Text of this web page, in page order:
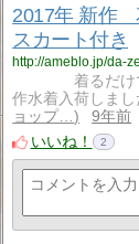
2017年 新作
スカート付き
http://ameblo.jp/da-
着るだけでと
作水着入荷しま
ョップ…
9年前
いいね！
2